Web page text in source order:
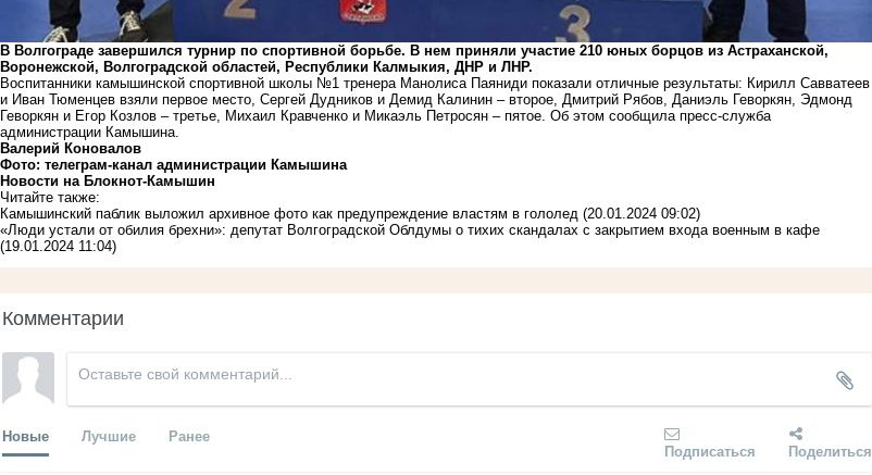
В Волгограде завершился турнир по спортивной борьбе. В нем приняли участие 210 юных борцов из Астраханской,
Воронежской, Волгоградской областей, Республики Калмыкия, ДНР и ЛНР.
Воспитанники камышинской спортивной школы №1 тренера Манолиса Паяниди показали отличные результаты: Кирилл Савватеев
и Иван Тюменцев взяли первое место, Сергей Дудников и Демид Калинин – второе, Дмитрий Рябов, Даниэль Геворкян, Эдмонд
Геворкян и Егор Козлов – третье, Михаил Кравченко и Микаэль Петросян – пятое. Об этом сообщила пресс-служба
администрации Камышина.
Валерий Коновалов
Фото: телеграм-канал администрации Камышина
Новости на Блoкнoт-Камышин
Читайте также:
Камышинский паблик выложил архивное фото как предупреждение властям в гололед (20.01.2024 09:02)
«Люди устали от обилия брехни»: депутат Волгоградской Облдумы о тихих скандалах с закрытием входа военным в кафе
(19.01.2024 11:04)
Комментарии
Новые Лучшие Ранее
Подписаться Поделиться